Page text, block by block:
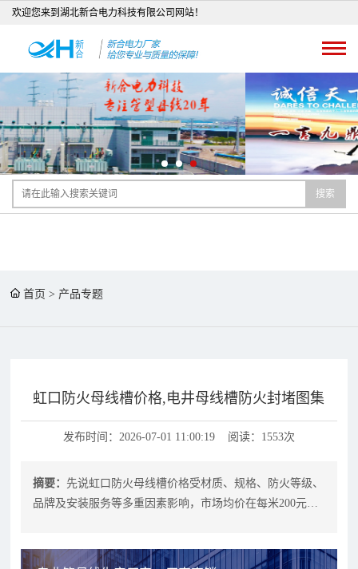
欢迎您来到湖北新合电力科技有限公司网站！
搜索
首页 > 产品专题
虹口防火母线槽价格,电井母线槽防火封堵图集
发布时间：2026-07-01 11:00:19 阅读：1553次
摘要：先说虹口防火母线槽价格受材质、规格、防火等级、
品牌及安装服务等多重因素影响，市场均价在每米200元至